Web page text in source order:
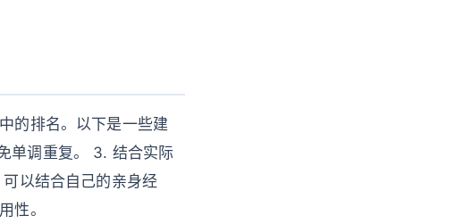
的排名。以下是一些建
单调重复。 3. 结合实际
以结合自己的亲身经
性。